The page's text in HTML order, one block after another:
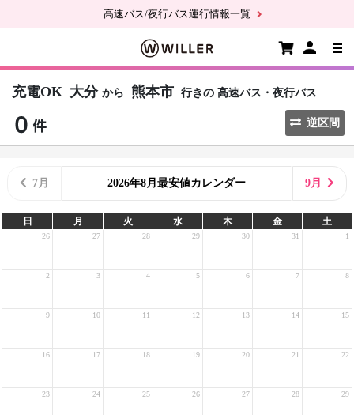
高速バス/夜行バス運行情報一覧
充電OK 大分 から 熊本市 行きの 高速バス・夜行バス
逆区間
7月 2026年8月最安値カレンダー 9月
日 月 火 水 木 金 土
26 27 28 29 30 31 1
2 3 4 5 6 7 8
9 10 11 12 13 14 15
16 17 18 19 20 21 22
23 24 25 26 27 28 29